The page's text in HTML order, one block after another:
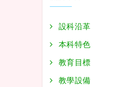
設科沿革
本科特色
教育目標
教學設備